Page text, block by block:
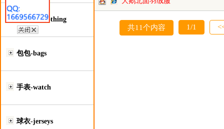
服装类-Clothing
包包-bags
手表-watch
球衣-jerseys
共11个内容 1/1